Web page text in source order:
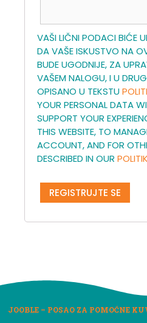
VAŠI LIČNI PODACI BIĆE
DA VAŠE ISKUSTVO NA
BUDE UGODNIJE, ZA
VAŠEM NALOGU, I U
OPISANO U TEKSTU
YOUR PERSONAL DATA
SUPPORT YOUR
THIS WEBSITE, TO
ACCOUNT, AND FOR
DESCRIBED IN OUR
REGISTRUJTE SE
JOOBLE – POSAO ZA POMOĆNE